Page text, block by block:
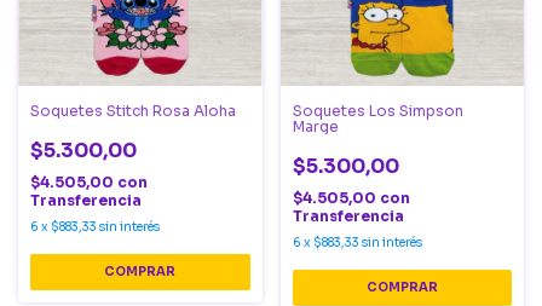
Soquetes Stitch Rosa Aloha
$5.300,00
$4.505,00 con
Transferencia
6 x $883,33 sin interés
Soquetes Los Simpson
Marge
$5.300,00
$4.505,00 con
Transferencia
6 x $883,33 sin interés